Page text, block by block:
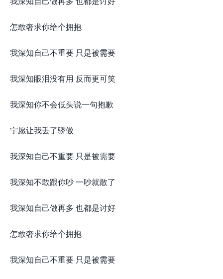
怎敢奢求你给个拥抱
我深知自己不重要 只是被需要
我深知眼泪没有用 反而更可笑
我深知你不会低头说一句抱歉
宁愿让我丢了骄傲
我深知自己不重要 只是被需要
我深知不敢跟你吵 一吵就散了
我深知自己做再多 也都是讨好
怎敢奢求你给个拥抱
我深知自己不重要 只是被需要